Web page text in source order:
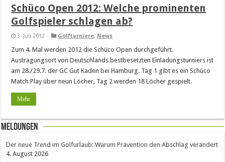
Schüco Open 2012: Welche prominenten
Golfspieler schlagen ab?
3. Juli 2012 Golfturniere, News
Zum 4. Mal werden 2012 die Schüco Open durchgeführt.
Austragungsort von Deutschlands bestbesetzten Einladungsturniers ist
am 28./29.7. der GC Gut Kaden bei Hamburg. Tag 1 gibt es ein Schüco
Match Play über neun Löcher, Tag 2 werden 18 Löcher gespielt.
Mehr
Meldungen
Der neue Trend im Golfurlaub: Warum Prävention den Abschlag verändert
4. August 2026